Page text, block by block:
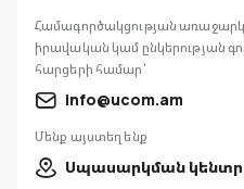
Համագործակցության
իրավական կամ ընկերության
հարցերի համար՝
info@ucom.am
Մենք այստեղ ենք
Սպասարկման